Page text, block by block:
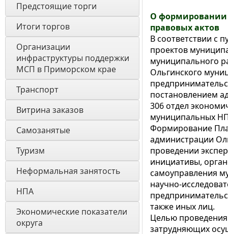
Предстоящие торги
Итоги торгов
Организации
инфраструктуры поддержки
МСП в Приморском крае
Транспорт
Витрина заказов
Самозанятые
Туризм
Неформальная занятость
НПА
Экономические показатели
округа
О формировании
правовых актов
В соответствии с
проектов
муниципального
Ольгинского
постановлением
306 отдел
муниципальных
Формирование
администрации
проведении
инициативы,
самоуправления
научно-
также иных лиц.
Целью
затрудняющих